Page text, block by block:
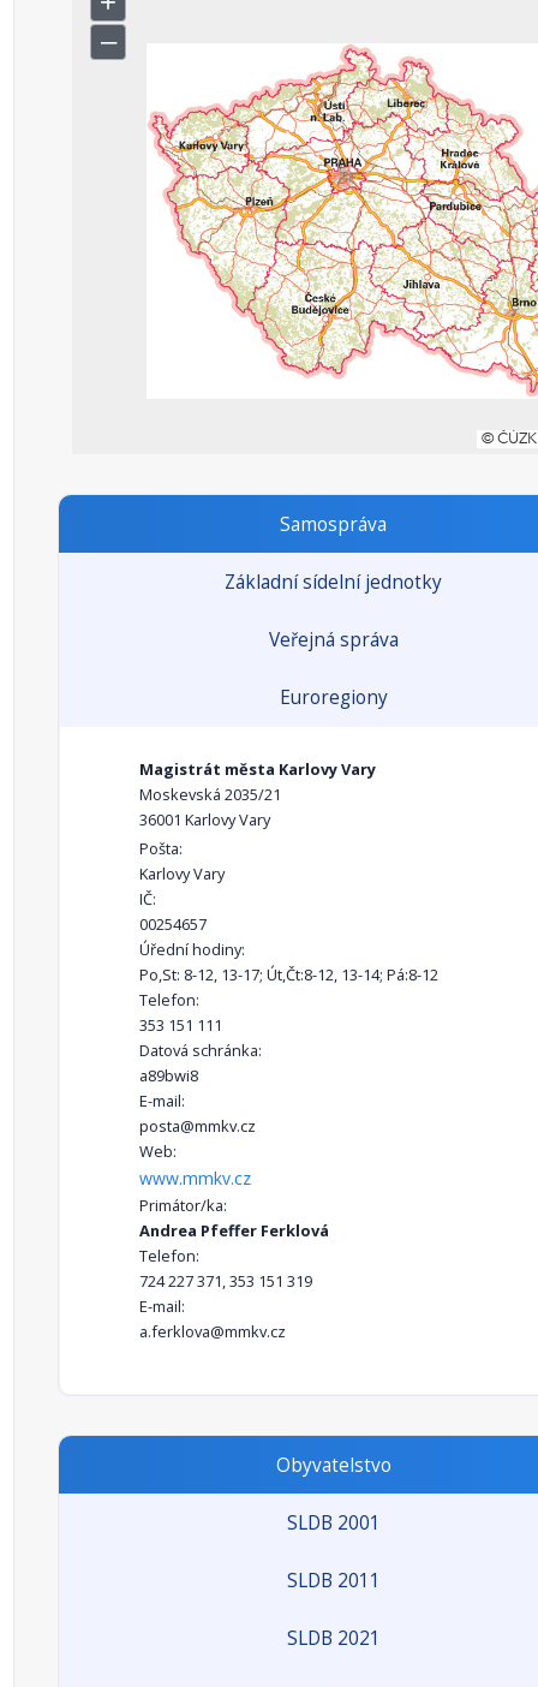
Samospráva
Základní sídelní jednotky
Veřejná správa
Euroregiony
Magistrát města Karlovy Vary
Moskevská 2035/21
36001 Karlovy Vary
Pošta:
Karlovy Vary
IČ:
00254657
Úřední hodiny:
Po,St: 8-12, 13-17; Út,Čt:8-12, 13-14; Pá:8-12
Telefon:
353 151 111
Datová schránka:
a89bwi8
E-mail:
posta@mmkv.cz
Web:
www.mmkv.cz
Primátor/ka:
Andrea Pfeffer Ferklová
Telefon:
724 227 371, 353 151 319
E-mail:
a.ferklova@mmkv.cz
Obyvatelstvo
SLDB 2001
SLDB 2011
SLDB 2021